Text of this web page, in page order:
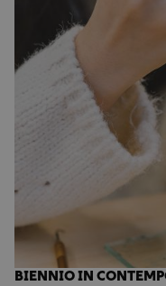
BIENNIO IN